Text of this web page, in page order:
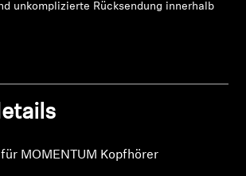
unkomplizierte Rücksendung innerhalb
MOMENTUM Kopfhörer
bei Ihrem Konto an, um
Wunschliste hinzuzufügen und